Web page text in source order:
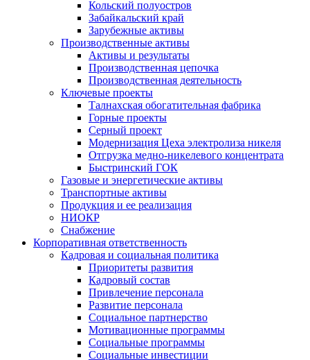
Кольский полуостров
Забайкальский край
Зарубежные активы
Производственные активы
Активы и результаты
Производственная цепочка
Производственная деятельность
Ключевые проекты
Талнахская обогатительная фабрика
Горные проекты
Серный проект
Модернизация Цеха электролиза никеля
Отгрузка медно-никелевого концентрата
Быстринский ГОК
Газовые и энергетические активы
Транспортные активы
Продукция и ее реализация
НИОКР
Снабжение
Корпоративная ответственность
Кадровая и социальная политика
Приоритеты развития
Кадровый состав
Привлечение персонала
Развитие персонала
Социальное партнерство
Мотивационные программы
Социальные программы
Социальные инвестиции